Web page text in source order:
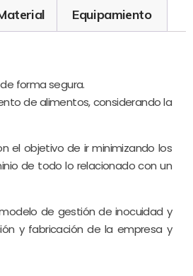
Equipamiento
forma segura.
de alimentos, considerando la
el objetivo de ir minimizando los
de todo lo relacionado con un
de gestión de inocuidad y
y fabricación de la empresa y